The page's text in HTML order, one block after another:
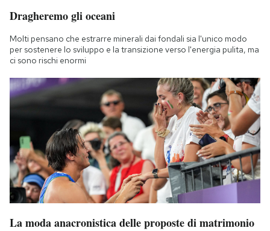
Dragheremo gli oceani
Molti pensano che estrarre minerali dai fondali sia l'unico modo
per sostenere lo sviluppo e la transizione verso l'energia pulita, ma
ci sono rischi enormi
La moda anacronistica delle proposte di matrimonio